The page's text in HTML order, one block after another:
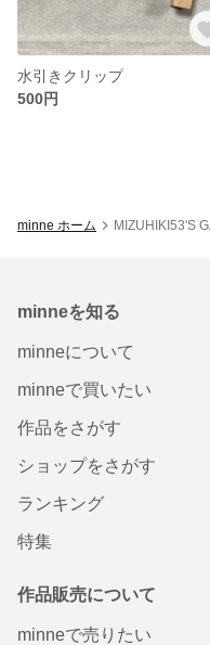
水引きクリップ
500円
minne ホーム MIZUHIKI53'S
minneを知る
minneについて
minneで買いたい
作品をさがす
ショップをさがす
ランキング
特集
作品販売について
minneで売りたい